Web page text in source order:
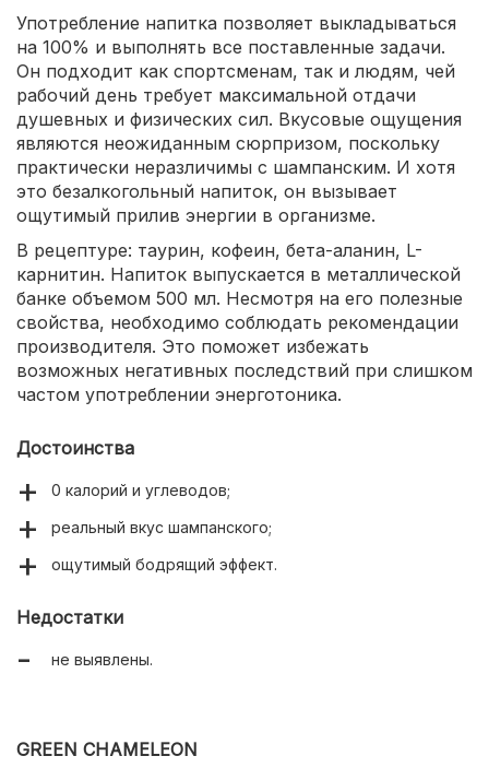
Употребление напитка позволяет выкладываться
на 100% и выполнять все поставленные задачи.
Он подходит как спортсменам, так и людям, чей
рабочий день требует максимальной отдачи
душевных и физических сил. Вкусовые ощущения
являются неожиданным сюрпризом, поскольку
практически неразличимы с шампанским. И хотя
это безалкогольный напиток, он вызывает
ощутимый прилив энергии в организме.
В рецептуре: таурин, кофеин, бета-аланин, L-
карнитин. Напиток выпускается в металлической
банке объемом 500 мл. Несмотря на его полезные
свойства, необходимо соблюдать рекомендации
производителя. Это поможет избежать
возможных негативных последствий при слишком
частом употреблении энерготоника.
Достоинства
0 калорий и углеводов;
реальный вкус шампанского;
ощутимый бодрящий эффект.
Недостатки
не выявлены.
GREEN CHAMELEON